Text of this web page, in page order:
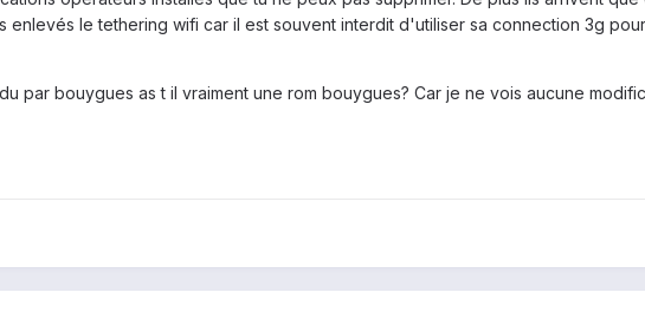
le tethering wifi car il est souvent interdit d'utiliser sa connection 3g
par bouygues as t il vraiment une rom bouygues? Car je ne vois aucune